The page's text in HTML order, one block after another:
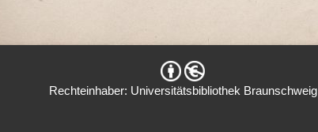
Rechteinhaber: Universitätsbibliothek Braunschweig